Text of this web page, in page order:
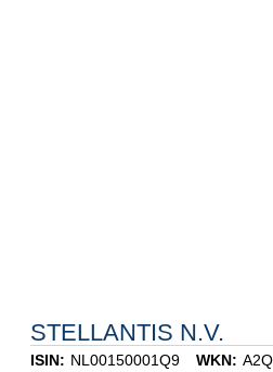
STELLANTIS N.V.
ISIN: NL00150001Q9 WKN: